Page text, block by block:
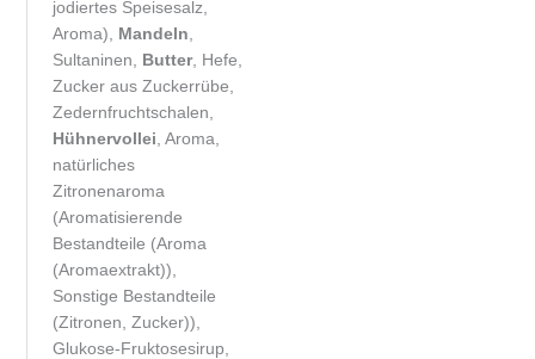
jodiertes Speisesalz,
Aroma), Mandeln
Sultaninen, Butter, Hefe,
Zucker aus Zuckerrübe,
Zedernfruchtschalen,
Hühnervollei , Aroma,
natürliches
Zitronenaroma
(Aromatisierende
Bestandteile (Aroma
(Aromaextrakt)),
Sonstige Bestandteile
(Zitronen, Zucker)),
Glukose-Fruktosesirup,